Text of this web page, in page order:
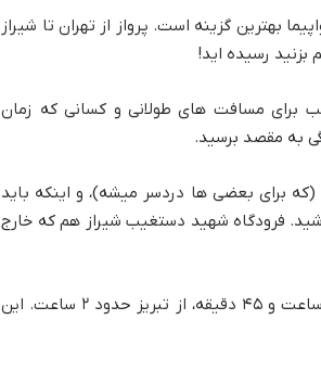
بهترین گزینه است. پرواز از تهران تا شیراز
برای مسافت های طولانی و کسانی که زمان
به مقصد برسید.
برای بعضی ها دردسر میشه)، و اینکه باید
فرودگاه شهید دستغیب شیراز هم که خارج
از تهران حدود ۱ ساعت و ۲۰ دقیقه، از مشهد حدود ۱ ساعت و ۴۵ دقیقه، از تبریز حدود ۲ ساعت. این